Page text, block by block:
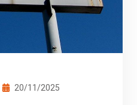
20/11/2025